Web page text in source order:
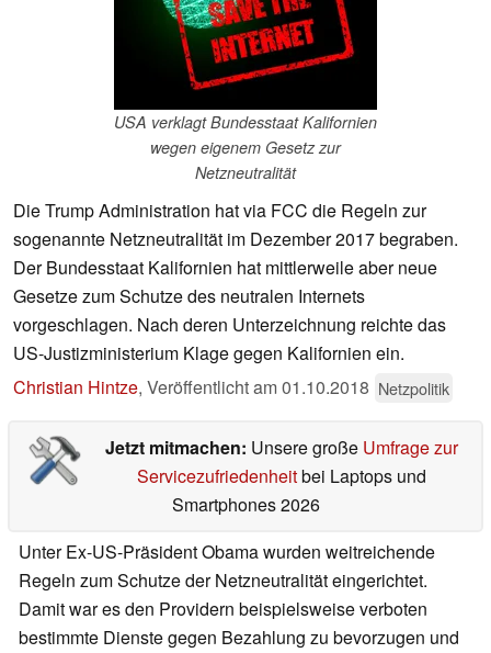
USA verklagt Bundesstaat Kalifornien
wegen eigenem Gesetz zur
Netzneutralität
Die Trump Administration hat via FCC die Regeln zur
sogenannte Netzneutralität im Dezember 2017 begraben.
Der Bundesstaat Kalifornien hat mittlerweile aber neue
Gesetze zum Schutze des neutralen Internets
vorgeschlagen. Nach deren Unterzeichnung reichte das
US-Justizministerium Klage gegen Kalifornien ein.
Christian Hintze, Veröffentlicht am01.10.2018 Netzpolitik
Jetzt mitmachen: Unsere große Umfrage zur
Servicezufriedenheitbei Laptops und
Smartphones 2026
Unter Ex-US-Präsident Obama wurden weitreichende
Regeln zum Schutze der Netzneutralität eingerichtet.
Damit war es den Providern beispielsweise verboten
bestimmte Dienste gegen Bezahlung zu bevorzugen und